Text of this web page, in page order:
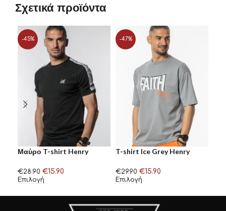
Σχετικά προϊόντα
-45%
Μαύρο T-shirt Henry
€28.90 €15.90
Επιλογή
-47%
T-shirt Ice Grey Henry
€29.90 €15.90
Επιλογή